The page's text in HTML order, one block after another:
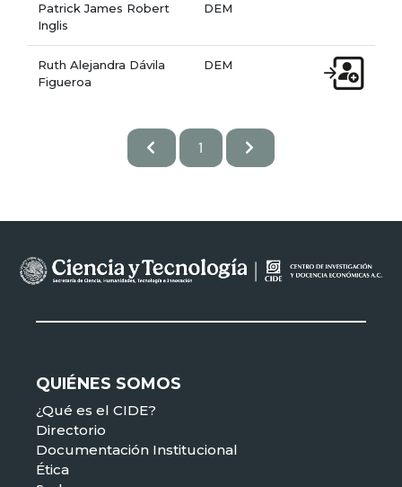
Patrick James Robert
Inglis
DEM
Ruth Alejandra Dávila
Figueroa
DEM
1
QUIÉNES SOMOS
¿Qué es el CIDE?
Directorio
Documentación Institucional
Ética